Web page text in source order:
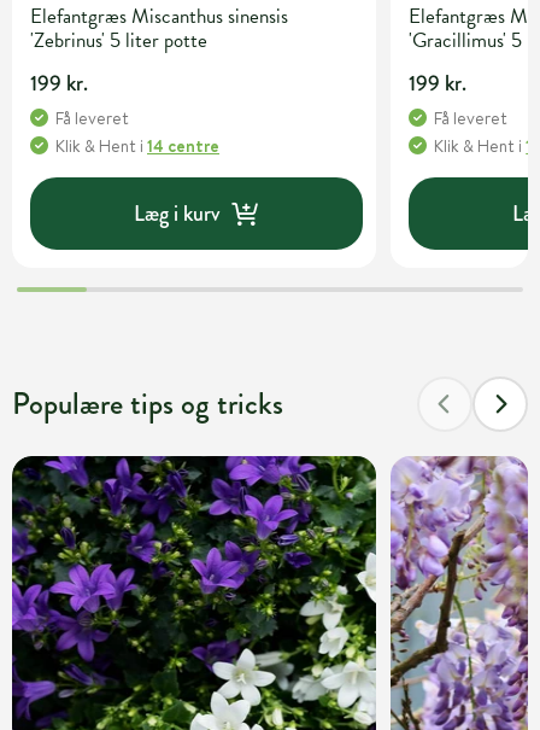
Elefantgræs Miscanthus sinensis
'Zebrinus' 5 liter potte
199 kr.
Få leveret
Klik & Hent i 14 centre
Læg i kurv
Elefantgræs
'Gracillimus' 5
199 kr.
Få leveret
Klik & Hent i
Populære tips og tricks